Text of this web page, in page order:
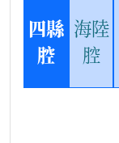
四縣
腔
海陸
腔